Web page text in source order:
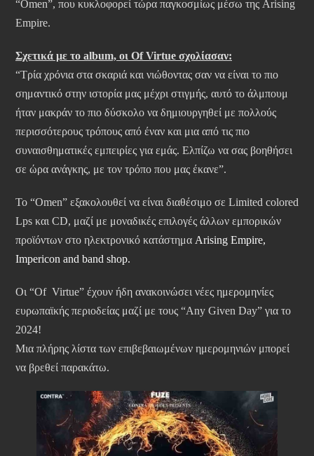
“Omen”, που κυκλοφορεί τώρα παγκοσμίως μέσω της Arising
Empire.
Σχετικά με το album, οι Of Virtue σχολίασαν:
“Τρία χρόνια στα σκαριά και νιώθοντας σαν να είναι το πιο
σημαντικό στην ιστορία μας μέχρι στιγμής, αυτό το άλμπουμ
ήταν μακράν το πιο δύσκολο να δημιουργηθεί με πολλούς
περισσότερους τρόπους από έναν και μια από τις πιο
συναισθηματικές εμπειρίες για εμάς. Ελπίζω να σας βοηθήσει
σε ώρα ανάγκης, με τον τρόπο που μας έκανε”.
Το “Omen” εξακολουθεί να είναι διαθέσιμο σε Limited colored
Lps και CD, μαζί με μοναδικές επιλογές άλλων εμπορικών
προϊόντων στο ηλεκτρονικό κατάστημα Arising Empire,
Impericon and band shop.
Οι “Of Virtue” έχουν ήδη ανακοινώσει νέες ημερομηνίες
ευρωπαϊκής περιοδείας μαζί με τους “Any Given Day” για το
2024!
Μια πλήρης λίστα των επιβεβαιωμένων ημερομηνιών μπορεί
να βρεθεί παρακάτω.